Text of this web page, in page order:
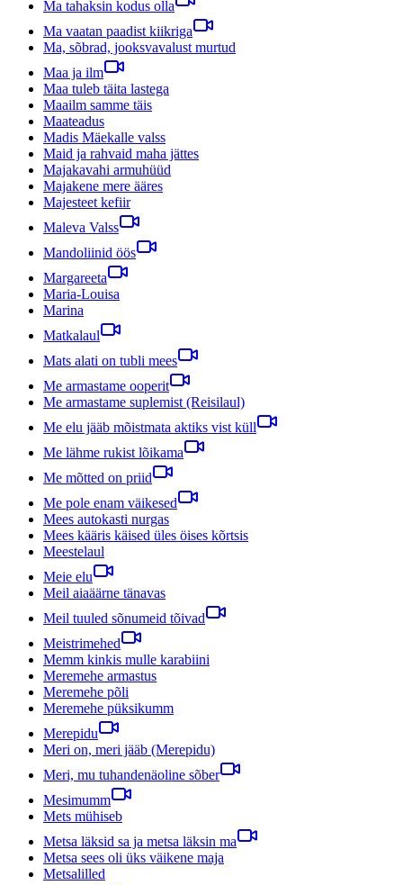
Ma tahaksin kodus olla
Ma vaatan paadist kiikriga
Ma, sõbrad, jooksvavalust murtud
Maa ja ilm
Maa tuleb täita lastega
Maailm samme täis
Maateadus
Madis Mäekalle valss
Maid ja rahvaid maha jättes
Majakavahi armuhüüd
Majakene mere ääres
Majesteet kefiir
Maleva Valss
Mandoliinid öös
Margareeta
Maria-Louisa
Marina
Matkalaul
Mats alati on tubli mees
Me armastame ooperit
Me armastame suplemist (Reisilaul)
Me elu jääb mõistmata aktiks vist küll
Me lähme rukist lõikama
Me mõtted on priid
Me pole enam väikesed
Mees autokasti nurgas
Mees kääris käised üles öises kõrtsis
Meestelaul
Meie elu
Meil aiaäärne tänavas
Meil tuuled sõnumeid tõivad
Meistrimehed
Memm kinkis mulle karabiini
Meremehe armastus
Meremehe põli
Meremehe püksikumm
Merepidu
Meri on, meri jääb (Merepidu)
Meri, mu tuhandenäoline sõber
Mesimumm
Mets mühiseb
Metsa läksid sa ja metsa läksin ma
Metsa sees oli üks väikene maja
Metsalilled